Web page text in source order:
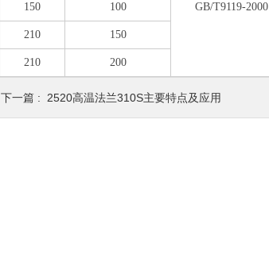
GB/T9119-2000
150 100
210 150
210 200
下一篇 : 2520高温法兰310S主要特点及应用